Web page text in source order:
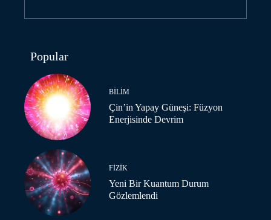
Popular
BILIM
Çin’in Yapay Güneşi: Füzyon
Enerjisinde Devrim
FIZIK
Yeni Bir Kuantum Durum
Gözlemlendi